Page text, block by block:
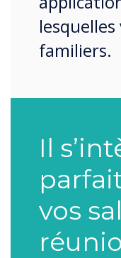
familiers.
Il
vos